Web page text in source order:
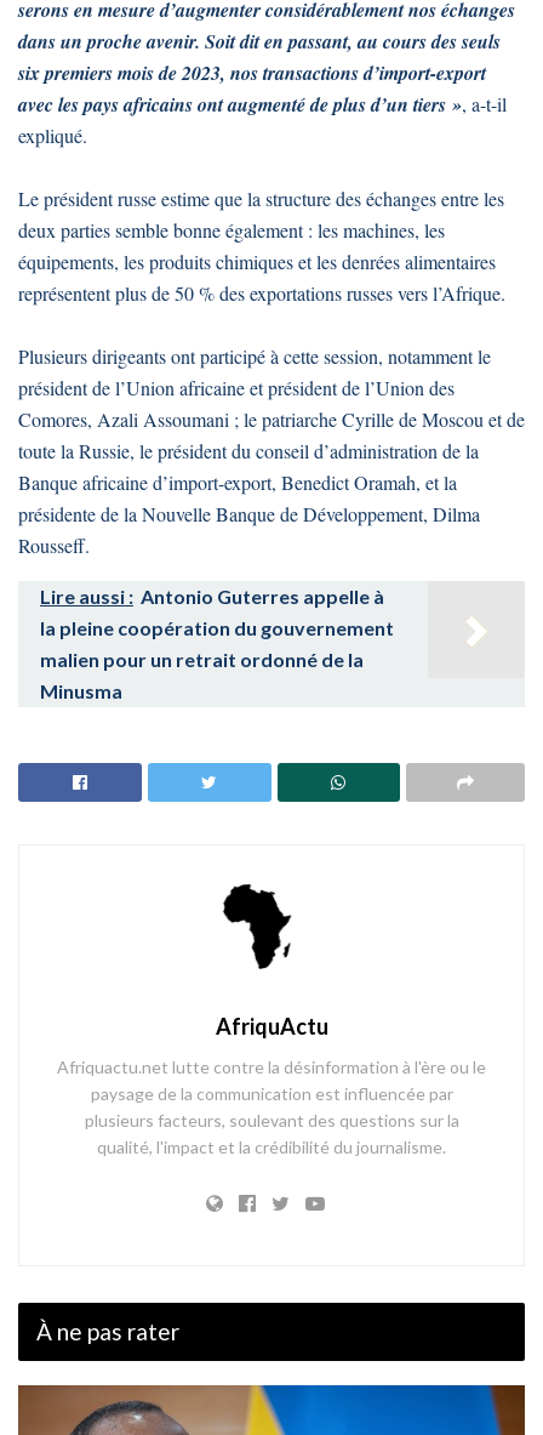
serons en mesure d’augmenter considérablement nos échanges
dans un proche avenir. Soit dit en passant, au cours des seuls
six premiers mois de 2023, nos transactions d’import-export
avec les pays africains ont augmenté de plus d’un tiers », a-t-il
expliqué.
Le président russe estime que la structure des échanges entre les
deux parties semble bonne également : les machines, les
équipements, les produits chimiques et les denrées alimentaires
représentent plus de 50 % des exportations russes vers l’Afrique.
Plusieurs dirigeants ont participé à cette session, notamment le
président de l’Union africaine et président de l’Union des
Comores, Azali Assoumani ; le patriarche Cyrille de Moscou et de
toute la Russie, le président du conseil d’administration de la
Banque africaine d’import-export, Benedict Oramah, et la
présidente de la Nouvelle Banque de Développement, Dilma
Rousseff.
Lire aussi : Antonio Guterres appelle à
la pleine coopération du gouvernement
malien pour un retrait ordonné de la
Minusma
AfriquActu
Afriquactu.net lutte contre la désinformation à l'ère ou le
paysage de la communication est influencée par
plusieurs facteurs, soulevant des questions sur la
qualité, l'impact et la crédibilité du journalisme.
À ne pas rater